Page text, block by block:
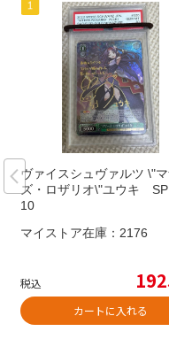
ヴァイスシュヴァルツ \"
ズ・ロザリオ\"ユウキ SP
10
マイストア在庫： 2176
税込
カートに入れる